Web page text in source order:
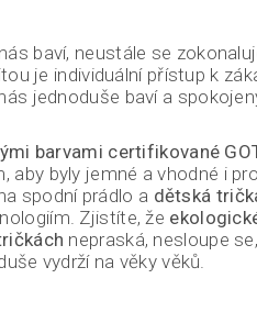
nás baví, neustále se
je individuální přístup k
jednoduše baví a
barvami certifikované
aby byly jemné a vhodné i
spodní prádlo a dětská
Zjistíte, že
nepraská, nesloupe
vydrží na věky věků.